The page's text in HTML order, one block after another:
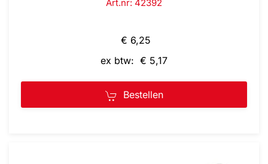
Art.nr: 42392
€ 6,25
ex btw: € 5,17
Bestellen